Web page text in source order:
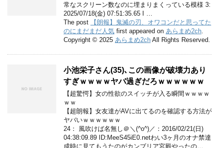
常なスクリーン数なのに埋まりまくっている模様 3:
2025/07/18(金) 07:51:35.65 I …
The post
【朗報】鬼滅の刃、オワコンだと思ってた
のにまだまだ人気 first appeared on あらまめ2ch
Copyright © 2025 あらまめ2ch All Rights Reserved.
小池栄子さん(35)､この画像が破壊力あり
すぎｗｗｗｗヤバ過ぎだろｗｗｗｗｗｗ
【超驚愕】女の性欲のスイッチが入る瞬間ｗｗｗｗ
ｗｗ
【超朗報】女友達がAVに出てるのを確認する方法が
ヤバいｗｗｗｗｗｗ
24： 風吹けば名無し＠＼(^o^)／：2016/02/21(日)
04:38:09.89 ID:MeeS45iE0.netわい3ヶ月のオナ禁達
成時に見てもうたのがカンブリア宮殿やったの…